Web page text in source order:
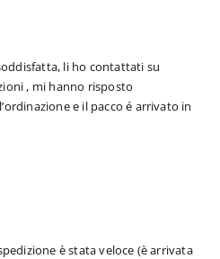
li ho contattati su
, mi hanno risposto
e il pacco é arrivato in
è stata veloce (è arrivata